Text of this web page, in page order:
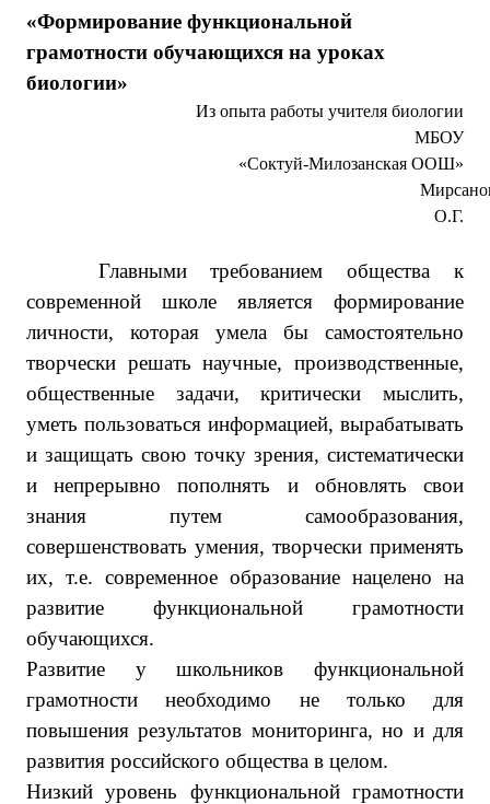
«Формирование функциональной
грамотности обучающихся на уроках
биологии»
Из опыта работы учителя биологии
МБОУ
«Соктуй-Милозанская ООШ»
О.Г.
Главными требованием общества к
современной школе является формирование
личности, которая умела бы самостоятельно
творчески решать научные, производственные,
общественные задачи, критически мыслить,
уметь пользоваться информацией, вырабатывать
и защищать свою точку зрения, систематически
и непрерывно пополнять и обновлять свои
знания путем самообразования,
совершенствовать умения, творчески применять
их, т.е. современное образование нацелено на
развитие функциональной грамотности
обучающихся.
Развитие у школьников функциональной
грамотности необходимо не только для
повышения результатов мониторинга, но и для
развития российского общества в целом.
Низкий уровень функциональной грамотности